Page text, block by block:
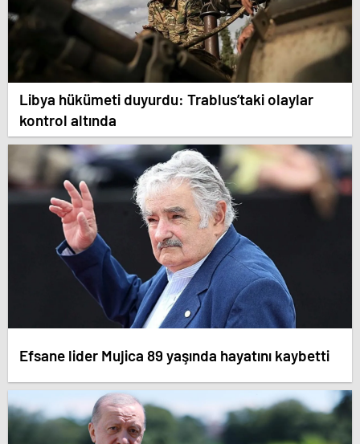
Libya hükümeti duyurdu: Trablus’taki olaylar
kontrol altında
Efsane lider Mujica 89 yaşında hayatını kaybetti